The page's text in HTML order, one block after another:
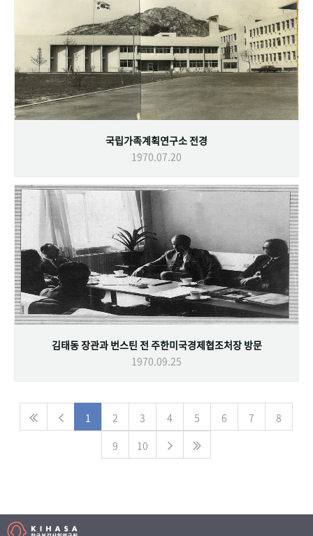
국립가족계획연구소 전경
1970.07.20
김태동 장관과 번스틴 전 주한미국경제협조처장 방문
1970.09.25
1 2 3 4 5 6 7
8
9
10